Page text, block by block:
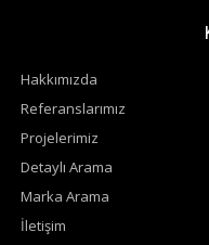
Hakkımızda
Referanslarımız
Projelerimiz
Detaylı Arama
Marka Arama
İletişim